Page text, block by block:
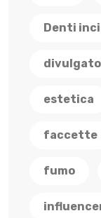
Denti
estetica
faccette
fumo